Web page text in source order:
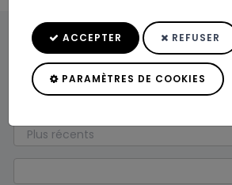
Tags
ACCEPTER REFUSER
PARAMÈTRES DE COOKIES